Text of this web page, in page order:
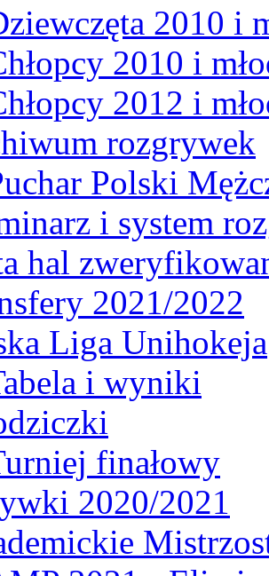
2010 i
2010 i
2012 i
rozgrywek
Polski
i system
hal
2021/2022
Liga Unihokeja
i wyniki
finałowy
2020/2021